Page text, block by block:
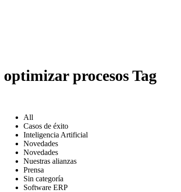
optimizar procesos Tag
All
Casos de éxito
Inteligencia Artificial
Novedades
Novedades
Nuestras alianzas
Prensa
Sin categoría
Software ERP